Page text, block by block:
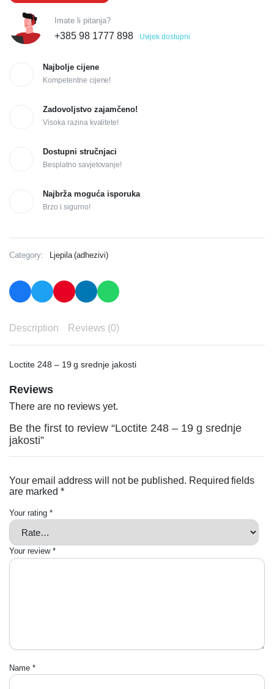
Imate li pitanja?
+385 98 1777 898 Uvijek dostupni
Najbolje cijene
Kompetentne cijene!
Zadovoljstvo zajamčeno!
Visoka razina kvalitete!
Dostupni stručnjaci
Besplatno savjetovanje!
Najbrža moguća isporuka
Brzo i sigurno!
Category: Ljepila (adhezivi)
Description Reviews (0)
Loctite 248 – 19 g srednje jakosti
Reviews
There are no reviews yet.
Be the first to review “Loctite 248 – 19 g srednje
jakosti”
Your email address will not be published. Required fields
are marked *
Your rating *
Your review *
Name *